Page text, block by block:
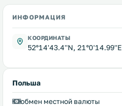
ИНФОРМАЦИЯ
КООРДИНАТЫ
52°14'43.4''N, 21°0'14.99''E
Польша
обмен местной валюты